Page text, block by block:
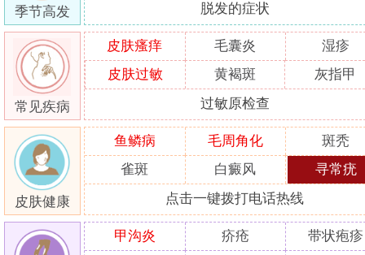
季节高发 脱发的症状
常见疾病
皮肤瘙痒 毛囊炎
湿疹
皮肤过敏
黄褐斑 灰指甲
过敏原检查
皮肤健康
鱼鳞病 毛周角化
斑秃
雀斑
白癜风 寻常疣
点击一键拨打电话热线
甲沟炎 疥疮
带状疱疹